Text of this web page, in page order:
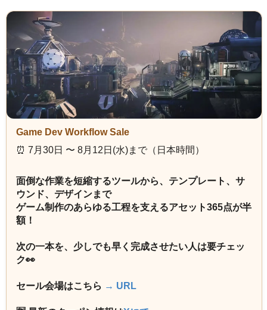
Game Dev Workflow Sale
⏰️ 7月30日 〜 8月12日(水)まで（日本時間）
面倒な作業を短縮するツールから、テンプレート、サ
ウンド、デザインまで
ゲーム制作のあらゆる工程を支えるアセット365点が半
額！
次の一本を、少しでも早く完成させたい人は要チェッ
ク👀
セール会場はこちら → URL